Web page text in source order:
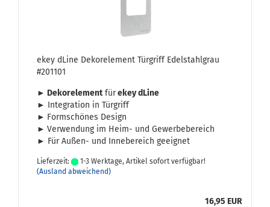
ekey dLine De­kor­ele­ment Tür­griff Edel­stahl­grau
#201101
► De­kor­ele­mentfürekey dLine
► In­te­gra­ti­on in Tür­griff
► Form­schö­nes De­sign
► Ver­wen­dung im Heim- und Ge­wer­be­be­reich
► Für Außen-​ und In­ne­be­reich ge­eig­net
Lieferzeit:
1-3 Werktage, Artikel sofort verfügbar!
(Ausland abweichend)
16,95 EUR